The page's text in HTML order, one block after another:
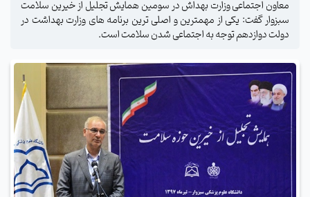
معاون اجتماعی وزارت بهداش در سومین همایش تجلیل از خیرین سلامت
سبزوار گفت: یکی از مهمترین و اصلی ترین برنامه های وزارت بهداشت در
دولت دوازدهم توجه به اجتماعی شدن سلامت است.